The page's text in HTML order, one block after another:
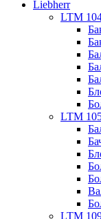
Liebherr
LTM
LTM
LTM